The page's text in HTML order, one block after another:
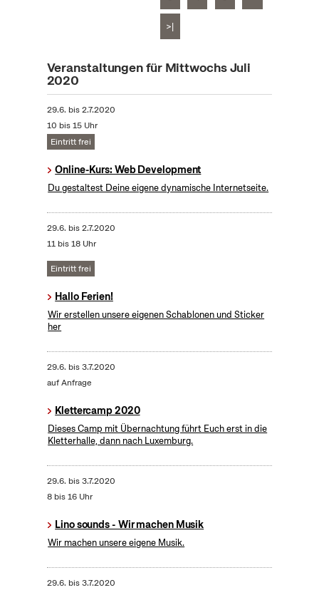
>|
Veranstaltungen für Mittwochs Juli
2020
29.6. bis2.7.2020
10 bis 15 Uhr
Eintritt frei
Online-Kurs: Web Development
Du gestaltest Deine eigene dynamische Internetseite.
29.6. bis2.7.2020
11 bis 18 Uhr
Eintritt frei
Hallo Ferien!
Wir erstellen unsere eigenen Schablonen und Sticker
her
29.6. bis3.7.2020
auf Anfrage
Klettercamp 2020
Dieses Camp mit Übernachtung führt Euch erst in die
Kletterhalle, dann nach Luxemburg.
29.6. bis3.7.2020
8 bis 16 Uhr
Lino sounds - Wir machen Musik
Wir machen unsere eigene Musik.
29.6. bis3.7.2020